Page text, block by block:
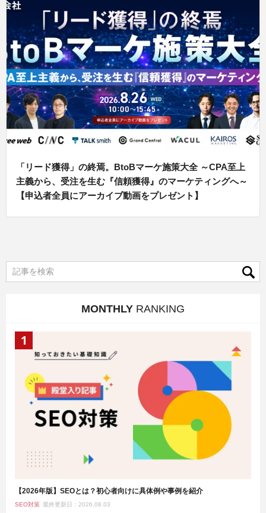
「リード獲得」の終焉。BtoBマーケ施策大全 ～CPA至上
主義から、受注を生む『信頼獲得』のマーケティングへ～
【申込者全員にアーカイブ動画をプレゼント】
MONTHLY RANKING
【2026年版】SEOとは？初心者向けに具体例や事例を紹介
SEO対策 最終更新日：2026.08.03